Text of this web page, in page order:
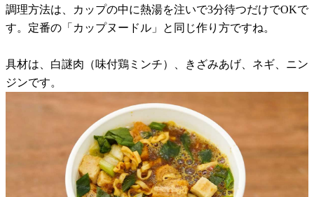
調理方法は、カップの中に熱湯を注いで3分待つだけでOKで
す。定番の「カップヌードル」と同じ作り方ですね。
具材は、白謎肉（味付鶏ミンチ）、きざみあげ、ネギ、ニン
ジンです。